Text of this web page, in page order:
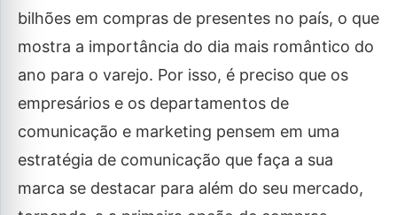
bilhões em compras de presentes no país, o que
mostra a importância do dia mais romântico do
ano para o varejo. Por isso, é preciso que os
empresários e os departamentos de
comunicação e marketing pensem em uma
estratégia de comunicação que faça a sua
marca se destacar para além do seu mercado,